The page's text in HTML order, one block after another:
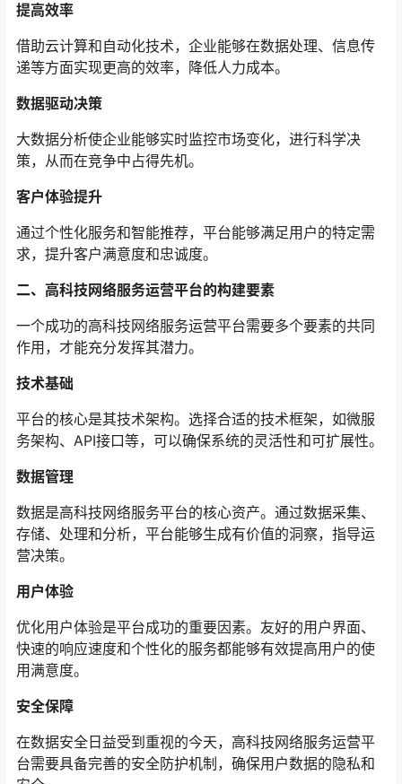
提高效率
借助云计算和自动化技术，企业能够在数据处理、信息传
递等方面实现更高的效率，降低人力成本。
数据驱动决策
大数据分析使企业能够实时监控市场变化，进行科学决
策，从而在竞争中占得先机。
客户体验提升
通过个性化服务和智能推荐，平台能够满足用户的特定需
求，提升客户满意度和忠诚度。
二、高科技网络服务运营平台的构建要素
一个成功的高科技网络服务运营平台需要多个要素的共同
作用，才能充分发挥其潜力。
技术基础
平台的核心是其技术架构。选择合适的技术框架，如微服
务架构、API接口等，可以确保系统的灵活性和可扩展性。
数据管理
数据是高科技网络服务平台的核心资产。通过数据采集、
存储、处理和分析，平台能够生成有价值的洞察，指导运
营决策。
用户体验
优化用户体验是平台成功的重要因素。友好的用户界面、
快速的响应速度和个性化的服务都能够有效提高用户的使
用满意度。
安全保障
在数据安全日益受到重视的今天，高科技网络服务运营平
台需要具备完善的安全防护机制，确保用户数据的隐私和